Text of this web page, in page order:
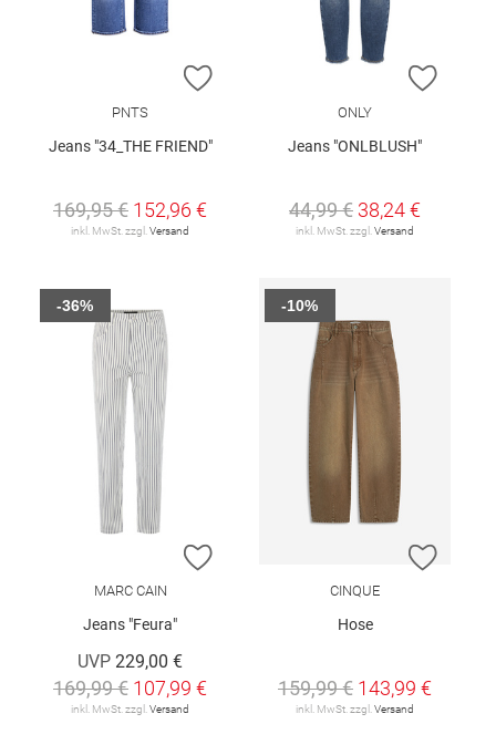
ZUR WUNSCHLISTE HINZUFÜGEN
PNTS
Jeans "34_THE FRIEND"
169,95 € 152,96 €
inkl. MwSt. zzgl. Versand
ZUR
ONLY
Jeans "ONLBLUSH"
44,99 € 38,24 €
inkl. MwSt. zzgl. Versand
ZUR WUNSCHLISTE HINZUFÜGEN
MARC CAIN
Jeans "Feura"
UVP 229,00 €
169,99 € 107,99 €
inkl. MwSt. zzgl.Versand
-36%
ZUR
CINQUE
Hose
159,99 € 143,99 €
inkl. MwSt. zzgl.Versand
-10%